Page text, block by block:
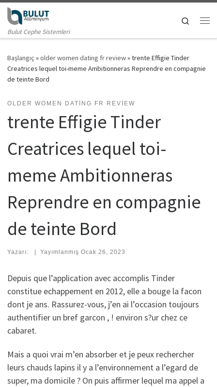
Skip to content
Bulut Cephe Sistemleri
Search
Başlangıç »older women dating fr review»trente Effigie Tinder
Creatrices lequel toi-meme Ambitionneras Reprendre en compagnie
de teinte Bord
OLDER WOMEN DATING FR REVIEW
trente Effigie Tinder
Creatrices lequel toi-
meme Ambitionneras
Reprendre en compagnie
de teinte Bord
Yazarı: | Yayımlanmış Ocak 26, 2023
Depuis que l’application avec accomplis Tinder
constitue echappement en 2012, elle a bouge la facon
dont je ans. Rassurez-vous, j’en ai l’occasion toujours
authentifier un bref garcon , ! environ s?ur chez ce
cabaret.
Mais a quoi vrai m’en absorber et je peux rechercher
leurs chauds lapins il y a l’environnement a l’egard de
super, ma domicile ? On puis affirmer lequel ma appel a